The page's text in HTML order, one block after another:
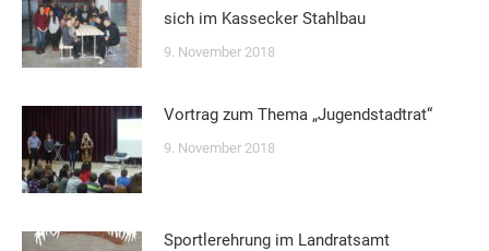
sich im Kassecker Stahlbau
9. November 2018
Vortrag zum Thema „Jugendstadtrat“
9. November 2018
Sportlerehrung im Landratsamt